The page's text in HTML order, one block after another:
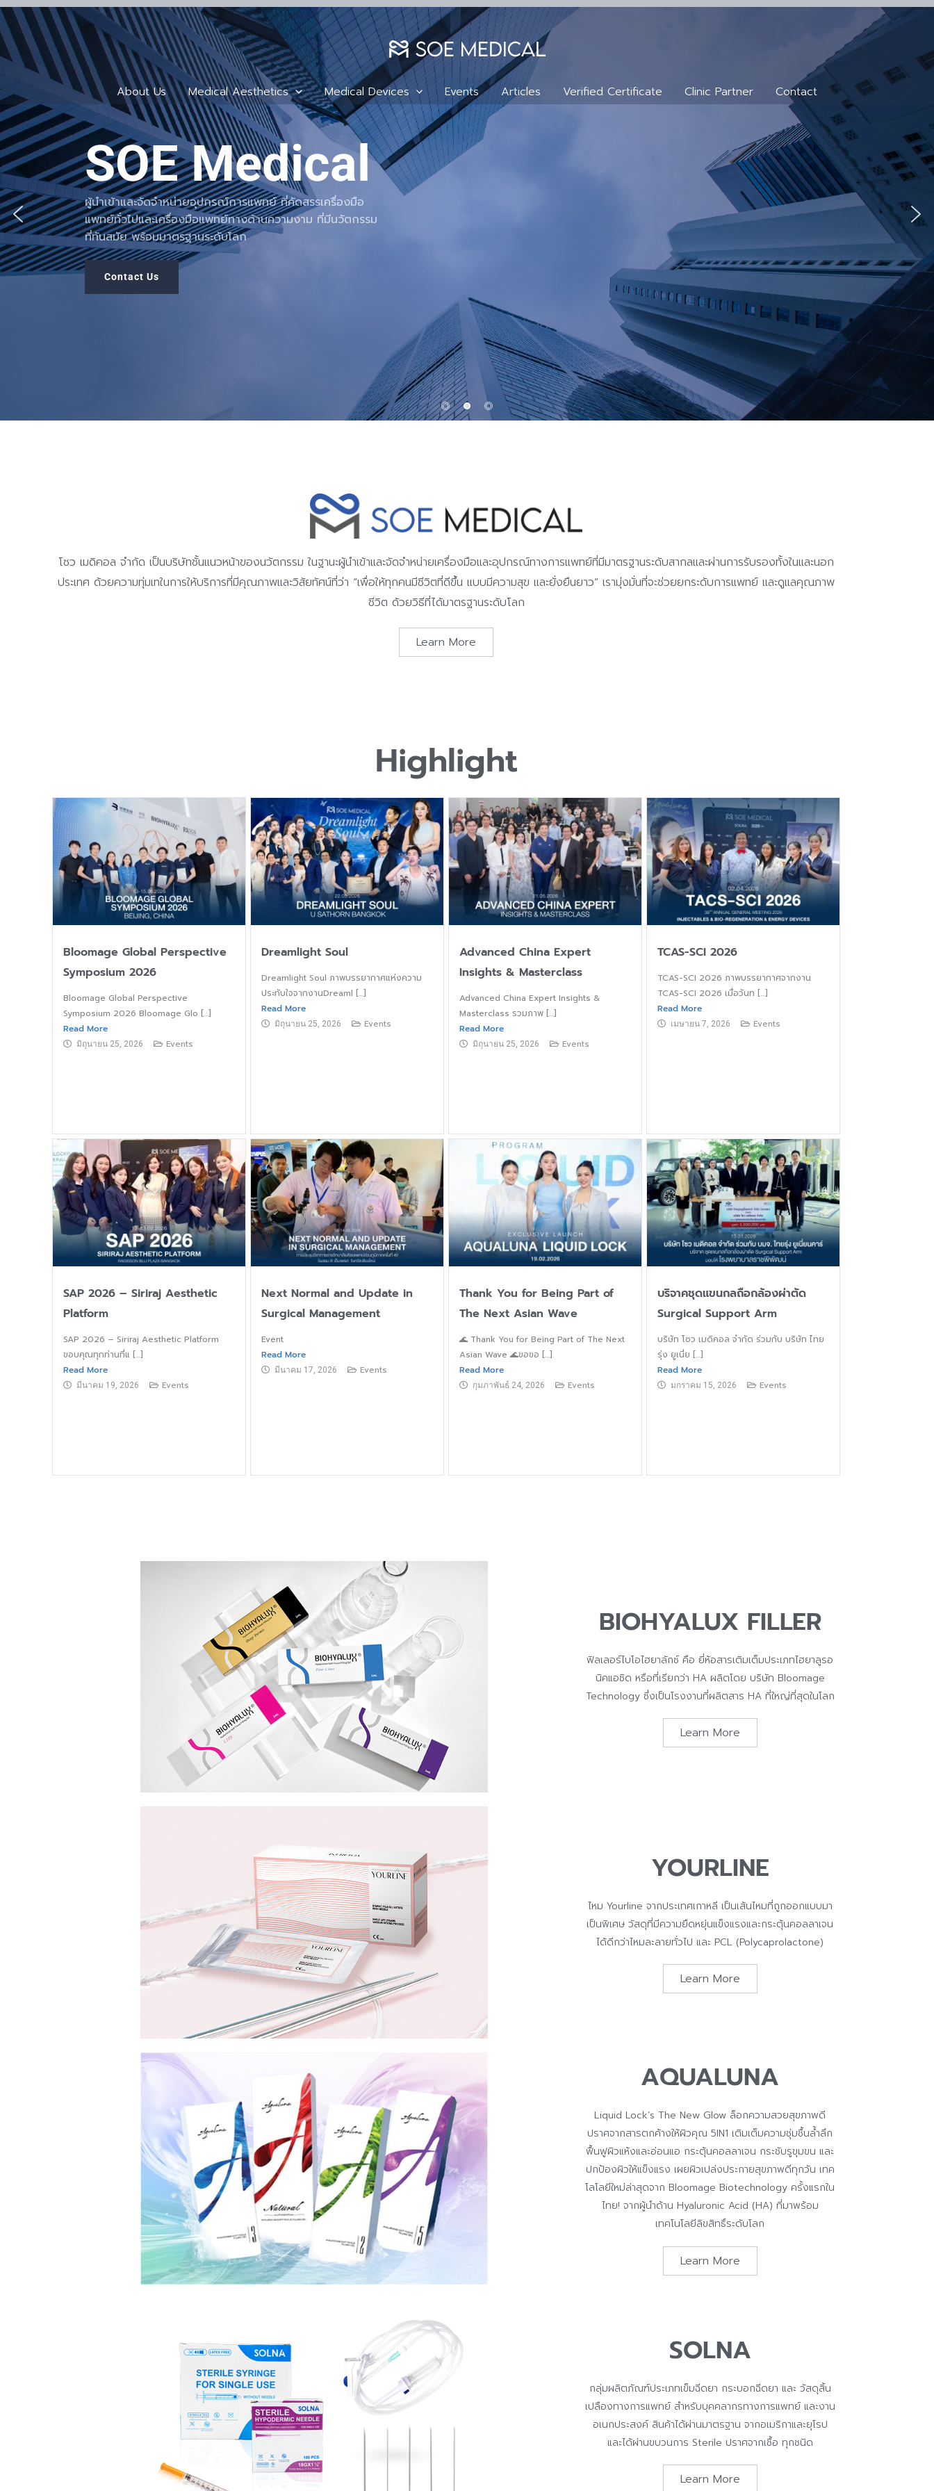
Skip
to
content
About Us Medical Aesthetics Medical Devices Events Articles Verified Certificate Clinic Partner Contact
SOE Medical
โซว เมดิคอล จํากัด เป็นบริษัทชั้นแนวหน้าของนวัตกรรม ในฐานะผู้นำเข้าและจัดจำหน่ายเครื่องมือและอุปกรณ์ทางการแพทย์ที่มีมาตรฐานระดับสากลและผ่านการรับรองทั้งในและนอก
ประเทศ ด้วยความทุ่มเทในการให้บริการที่มีคุณภาพและวิสัยทัศน์ที่ว่า “เพื่อให้ทุกคนมีชีวิตที่ดีขึ้น แบบมีความสุข และยั่งยืนยาว” เรามุ่งมั่นที่จะช่วยยกระดับการแพทย์ และดูแลคุณภาพ
ชีวิต ด้วยวิธีที่ได้มาตรฐานระดับโลก
Learn More
Highlight
Bloomage Global Perspective
Symposium 2026
Bloomage Global Perspective
Symposium 2026 Bloomage Glo […]
Read More
มิถุนายน 25, 2026 Events
Dreamlight Soul
Dreamlight Soul ภาพบรรยากาศแห่งความ
ประทับใจจากงานDreaml […]
Read More
มิถุนายน 25, 2026 Events
Advanced China Expert
Insights & Masterclass
Advanced China Expert Insights &
Masterclass รวมภาพ […]
Read More
มิถุนายน 25, 2026 Events
TCAS-SCI 2026
TCAS-SCI 2026 ภาพบรรยากาศจากงาน
TCAS-SCI 2026 เมื่อวันท […]
Read More
เมษายน 7, 2026 Events
SAP 2026 – Siriraj Aesthetic
Platform
SAP 2026 – Siriraj Aesthetic Platform
ขอบคุณทุกท่านที่แ […]
Read More
มีนาคม 19, 2026 Events
Next Normal and Update in
Surgical Management
Event
Read More
มีนาคม 17, 2026 Events
Thank You for Being Part of
The Next Asian Wave
🌊 Thank You for Being Part of The Next
Asian Wave 🌊ขอขอ […]
Read More
กุมภาพันธ์ 24, 2026 Events
บริจาคชุดแขนกลถือกล้องผ่าตัด
Surgical Support Arm
บริษัท โซว เมดิคอล จำกัด ร่วมกับ บริษัท ไทย
รุ่ง ยูเนี่ย […]
Read More
มกราคม 15, 2026 Events
BIOHYALUX FILLER
ฟิลเลอร์ไบโอไฮยาลักซ์ คือ ยี่ห้อสารเติมเต็มประเภทไฮยาลูรอ
นิคแอซิด หรือที่เรียกว่า HA ผลิตโดย บริษัท Bloomage
Technology ซึ่งเป็นโรงงานที่ผลิตสาร HA ที่ใหญ่ที่สุดในโลก
Learn More
YOURLINE
ไหม Yourline จากประเทศเกาหลี เป็นเส้นไหมที่ถูกออกแบบมา
เป็นพิเศษ วัสดุที่มีความยืดหยุ่นแข็งแรงและกระตุ้นคอลลาเจน
ได้ดีกว่าไหมละลายทั่วไป และ PCL (Polycaprolactone)
Learn More
AQUALUNA
Liquid Lock’s The New Glow ล็อกความสวยสุขภาพดี
ปราศจากสารตกค้างให้ผิวคุณ 5IN1 เติมเต็มความชุ่มชื้นล้ำลึก
ฟื้นฟูผิวแห้งและอ่อนแอ กระตุ้นคอลลาเจน กระชับรูขุมขน และ
ปกป้องผิวให้แข็งแรง เผยผิวเปล่งประกายสุขภาพดีทุกวัน เทค
โลโลยีใหม่ล่าสุดจาก Bloomage Biotechnology ครั้งแรกใน
ไทย! จากผู้นำด้าน Hyaluronic Acid (HA) ที่มาพร้อม
เทคโนโลยีลิขสิทธิ์ระดับโลก
Learn More
SOLNA
กลุ่มผลิตภัณฑ์ประเภทเข็มฉีดยา กระบอกฉีดยา และ วัสดุสิ้น
เปลืองทางการแพทย์ สำหรับบุคคลากรทางการแพทย์ และงาน
อเนกประสงค์ สินค้าได้ผ่านมาตรฐาน จากอเมริกาและยุโรป
และได้ผ่านขบวนการ Sterile ปราศจากเชื้อ ทุกชนิด
Learn More